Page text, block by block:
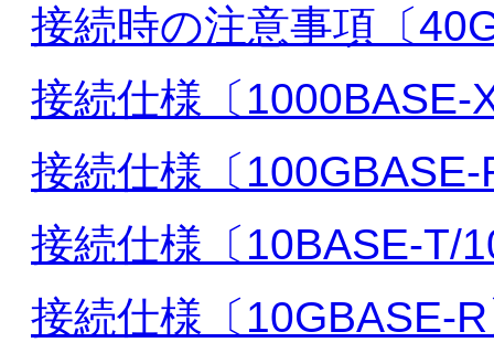
接続時の注意事項〔
接続仕様〔1000BASE-
接続仕様〔100GBASE-
接続仕様〔10BASE-T/
接続仕様〔10GBASE-